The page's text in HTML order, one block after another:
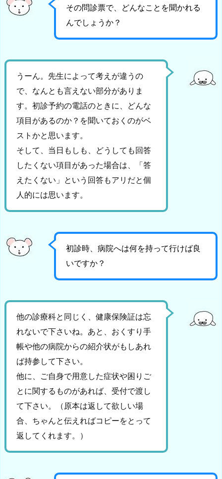
その問診票で、どんなことを聞かれる
んでしょうか？
うーん。先生によって考えが違うの
で、なんとも言えない部分がありま
す。初診予約の電話のときに、どんな
項目があるのか？を聞いておくのがベ
ストかと思います。
そして、当日もしも、どうしても回答
したくない項目があった場合は、「答
えたくない」という回答もアリだと個
人的には思います。
初診時、病院へは何を持って行けば良
いですか？
他の診療科と同じく、健康保険証は忘
れないで下さいね。あと、おくすり手
帳や他の病院からの紹介状がもしあれ
ば持参して下さい。
他に、ご自身で用意した症状や困りご
とに関するものがあれば、受付で渡し
て下さい。（原本は返して欲しい場
合、ちゃんと伝えればコピーをとって
返してくれます。）